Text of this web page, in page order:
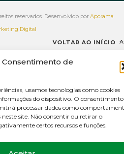
Consentimento de
usamos tecnologias como cookies
do dispositivo. O consentimento
processar dados como
neste site. Não consentir ou retirar o
certos recursos e funções.
reservados. Desenvolvido por Aporama
Digital
VOLTAR AO INÍCIO